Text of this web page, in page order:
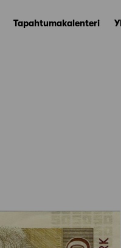
Tapahtumakalenteri